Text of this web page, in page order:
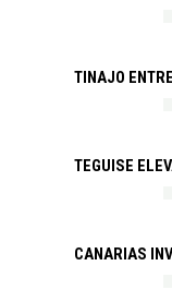
TINAJO
TEGUISE
CANARIAS